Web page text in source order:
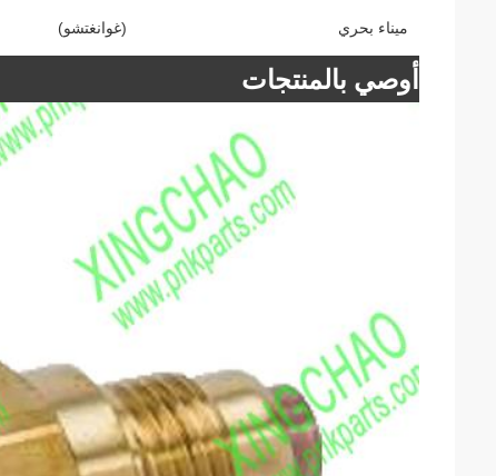
ميناء بحري (غوانغتشو)
أوصي بالمنتجات